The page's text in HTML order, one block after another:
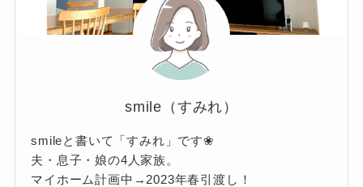
smile（すみれ）
smileと書いて「すみれ」です❀
夫・息子・娘の4人家族。
マイホーム計画中→2023年春引渡し！